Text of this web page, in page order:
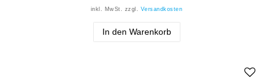
inkl. MwSt. zzgl. Versandkosten
In den Warenkorb